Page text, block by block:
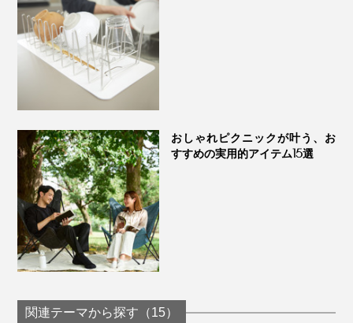
おしゃれピクニックが叶う、お
すすめの実用的アイテム15選
関連テーマから探す（15）